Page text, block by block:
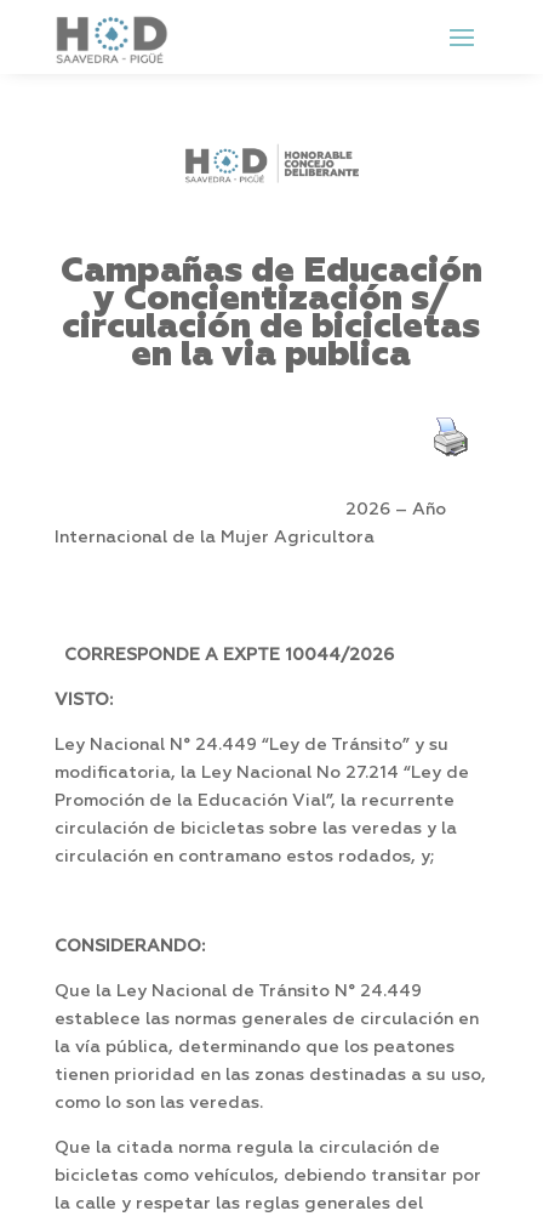
Campañas de Educación
y Concientización s/
circulación de bicicletas
en la via publica
2026 – Año
Internacional de la Mujer Agricultora
CORRESPONDE A EXPTE 10044/2026
VISTO:
Ley Nacional N° 24.449 “Ley de Tránsito” y su
modificatoria, la Ley Nacional No 27.214 “Ley de
Promoción de la Educación Vial”, la recurrente
circulación de bicicletas sobre las veredas y la
circulación en contramano estos rodados, y;
CONSIDERANDO:
Que la Ley Nacional de Tránsito N° 24.449
establece las normas generales de circulación en
la vía pública, determinando que los peatones
tienen prioridad en las zonas destinadas a su uso,
como lo son las veredas.
Que la citada norma regula la circulación de
bicicletas como vehículos, debiendo transitar por
la calle y respetar las reglas generales del